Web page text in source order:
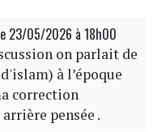
23/05/2026 à 18h00
on parlait de
à l’époque
correction
pensée .